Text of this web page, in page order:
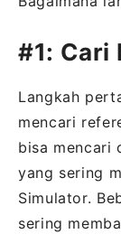
#1: Cari
Langkah
mencari
bisa mencari
yang sering
Simulator.
sering